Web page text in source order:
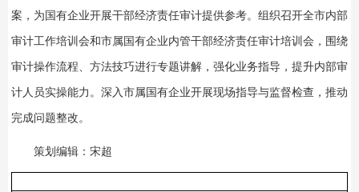
案，为国有企业开展干部经济责任审计提供参考。组织召开全市内部
审计工作培训会和市属国有企业内管干部经济责任审计培训会，围绕
审计操作流程、方法技巧进行专题讲解，强化业务指导，提升内部审
计人员实操能力。深入市属国有企业开展现场指导与监督检查，推动
完成问题整改。
策划编辑：宋超